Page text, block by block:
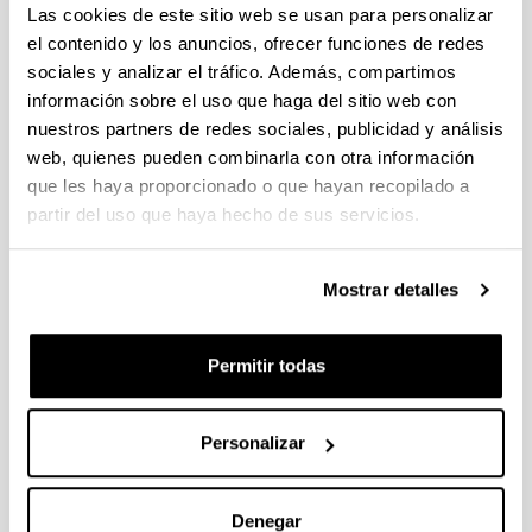
Las cookies de este sitio web se usan para personalizar
el contenido y los anuncios, ofrecer funciones de redes
sociales y analizar el tráfico. Además, compartimos
información sobre el uso que haga del sitio web con
nuestros partners de redes sociales, publicidad y análisis
web, quienes pueden combinarla con otra información
que les haya proporcionado o que hayan recopilado a
partir del uso que haya hecho de sus servicios.
Mostrar detalles
Permitir todas
Personalizar
Denegar
GRUPOS DE INVESTIGACIÓN DE LA
UPV/EHU (2022)
Grupo de investigación
Plazo de presentación cerrado: 18/11/2022 -
19/12/2022 23:59
Convocatorias anteriores
Datos de contacto
Documentos
(Abre una nueva ventana)
Convocatoria (Publicada 02/11/2022)
6,98Mb)
(Abre una nueva ventana)
Resolución que modifica las bases de la
convocatoria (Fecha de publicación: